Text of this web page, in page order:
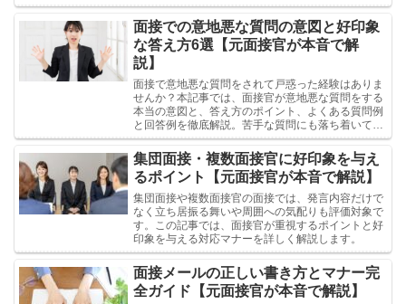
面接での意地悪な質問の意図と好印象
な答え方6選【元面接官が本音で解
説】
面接で意地悪な質問をされて戸惑った経験はありま
せんか？本記事では、面接官が意地悪な質問をする
本当の意図と、答え方のポイント、よくある質問例
と回答例を徹底解説。苦手な質問にも落ち着いて対
応できるようになります。
集団面接・複数面接官に好印象を与え
るポイント【元面接官が本音で解説】
集団面接や複数面接官の面接では、発言内容だけで
なく立ち居振る舞いや周囲への気配りも評価対象で
す。この記事では、面接官が重視するポイントと好
印象を与える対応マナーを詳しく解説します。
面接メールの正しい書き方とマナー完
全ガイド【元面接官が本音で解説】